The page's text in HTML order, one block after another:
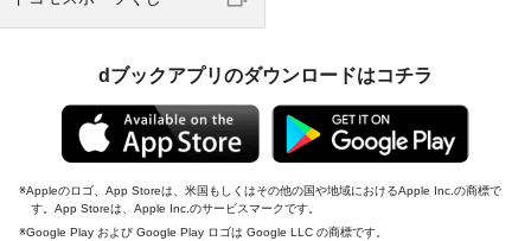
dブックアプリのダウンロードはコチラ
Appleのロゴ、App Storeは、米国もしくはその他の国や地域におけるApple Inc.の商標で
す。App Storeは、Apple Inc.のサービスマークです。
Google Play および Google Play ロゴは Google LLC の商標です。